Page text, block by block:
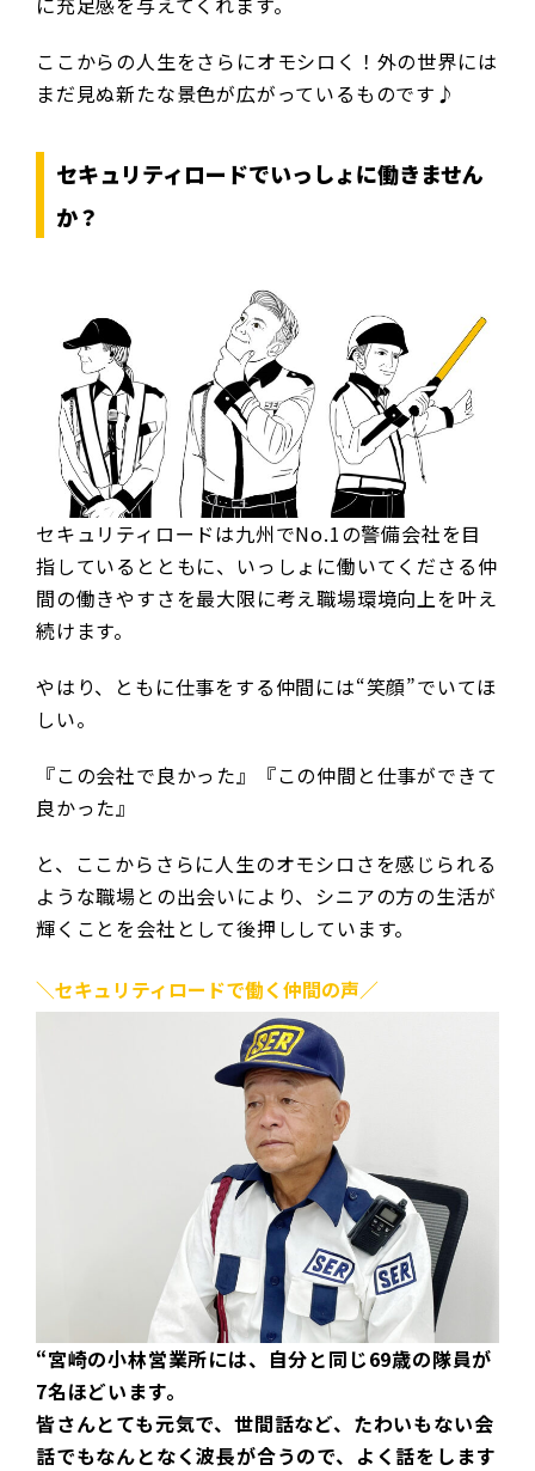
ここからの人生をさらにオモシロく！外の世界には
まだ見ぬ新たな景色が広がっているものです♪
セキュリティロードでいっしょに働きません
か？
セキュリティロードは九州でNo.1の警備会社を目
指しているとともに、いっしょに働いてくださる仲
間の働きやすさを最大限に考え職場環境向上を叶え
続けます。
やはり、ともに仕事をする仲間には“笑顔”でいてほ
しい。
『この会社で良かった』『この仲間と仕事ができて
良かった』
と、ここからさらに人生のオモシロさを感じられる
ような職場との出会いにより、シニアの方の生活が
輝くことを会社として後押ししています。
＼セキュリティロードで働く仲間の声／
“宮崎の小林営業所には、自分と同じ69歳の隊員が
7名ほどいます。
皆さんとても元気で、世間話など、たわいもない会
話でもなんとなく波長が合うので、よく話をします